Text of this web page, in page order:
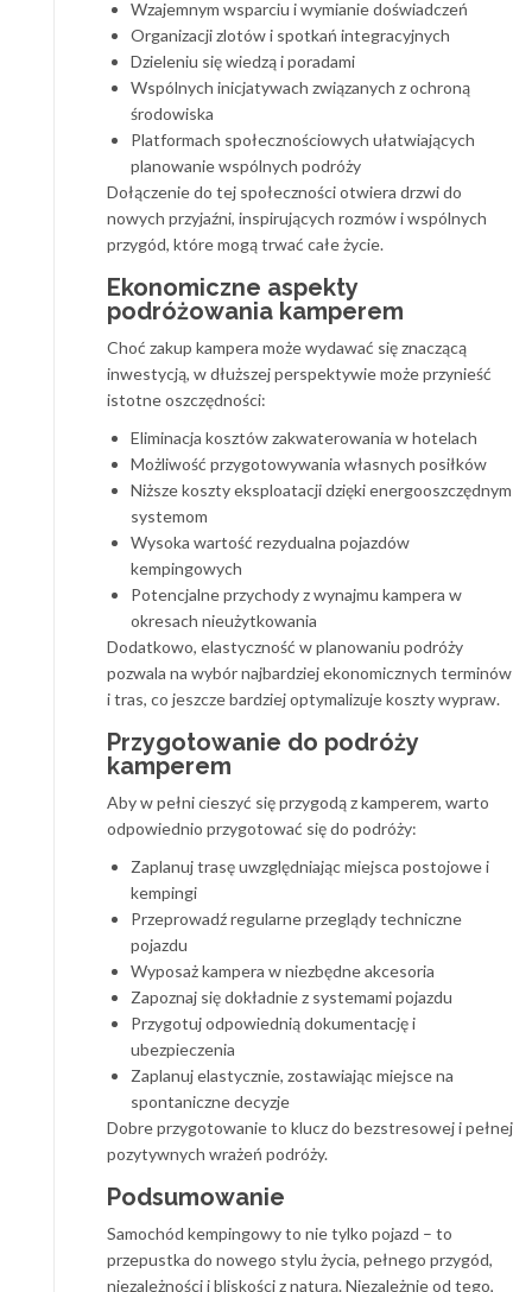
Wzajemnym wsparciu i wymianie doświadczeń
Organizacji zlotów i spotkań integracyjnych
Dzieleniu się wiedzą i poradami
Wspólnych inicjatywach związanych z ochroną
środowiska
Platformach społecznościowych ułatwiających
planowanie wspólnych podróży
Dołączenie do tej społeczności otwiera drzwi do
nowych przyjaźni, inspirujących rozmów i wspólnych
przygód, które mogą trwać całe życie.
Ekonomiczne aspekty
podróżowania kamperem
Choć zakup kampera może wydawać się znaczącą
inwestycją, w dłuższej perspektywie może przynieść
istotne oszczędności:
Eliminacja kosztów zakwaterowania w hotelach
Możliwość przygotowywania własnych posiłków
Niższe koszty eksploatacji dzięki energooszczędnym
systemom
Wysoka wartość rezydualna pojazdów
kempingowych
Potencjalne przychody z wynajmu kampera w
okresach nieużytkowania
Dodatkowo, elastyczność w planowaniu podróży
pozwala na wybór najbardziej ekonomicznych terminów
i tras, co jeszcze bardziej optymalizuje koszty wypraw.
Przygotowanie do podróży
kamperem
Aby w pełni cieszyć się przygodą z kamperem, warto
odpowiednio przygotować się do podróży:
Zaplanuj trasę uwzględniając miejsca postojowe i
kempingi
Przeprowadź regularne przeglądy techniczne
pojazdu
Wyposaż kampera w niezbędne akcesoria
Zapoznaj się dokładnie z systemami pojazdu
Przygotuj odpowiednią dokumentację i
ubezpieczenia
Zaplanuj elastycznie, zostawiając miejsce na
spontaniczne decyzje
Dobre przygotowanie to klucz do bezstresowej i pełnej
pozytywnych wrażeń podróży.
Podsumowanie
Samochód kempingowy to nie tylko pojazd – to
przepustka do nowego stylu życia, pełnego przygód,
niezależności i bliskości z naturą. Niezależnie od tego,